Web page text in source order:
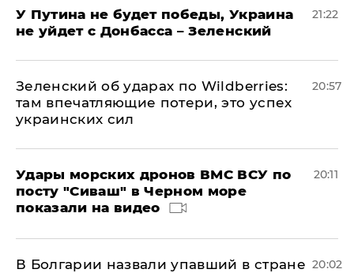
У Путина не будет победы, Украина
не уйдет с Донбасса – Зеленский
21:22
Зеленский об ударах по Wildberries:
там впечатляющие потери, это успех
украинских сил
20:57
Удары морских дронов ВМС ВСУ по
посту "Сиваш" в Черном море
показали на видео
20:11
В Болгарии назвали упавший в стране 20:02